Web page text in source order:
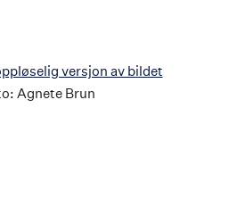
versjon av bildet
Agnete Brun